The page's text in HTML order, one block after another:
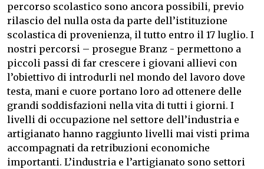
percorso scolastico sono ancora possibili, previo
rilascio del nulla osta da parte dell’istituzione
scolastica di provenienza, il tutto entro il 17 luglio. I
nostri percorsi – prosegue Branz - permettono a
piccoli passi di far crescere i giovani allievi con
l’obiettivo di introdurli nel mondo del lavoro dove
testa, mani e cuore portano loro ad ottenere delle
grandi soddisfazioni nella vita di tutti i giorni. I
livelli di occupazione nel settore dell’industria e
artigianato hanno raggiunto livelli mai visti prima
accompagnati da retribuzioni economiche
importanti. L’industria e l’artigianato sono settori